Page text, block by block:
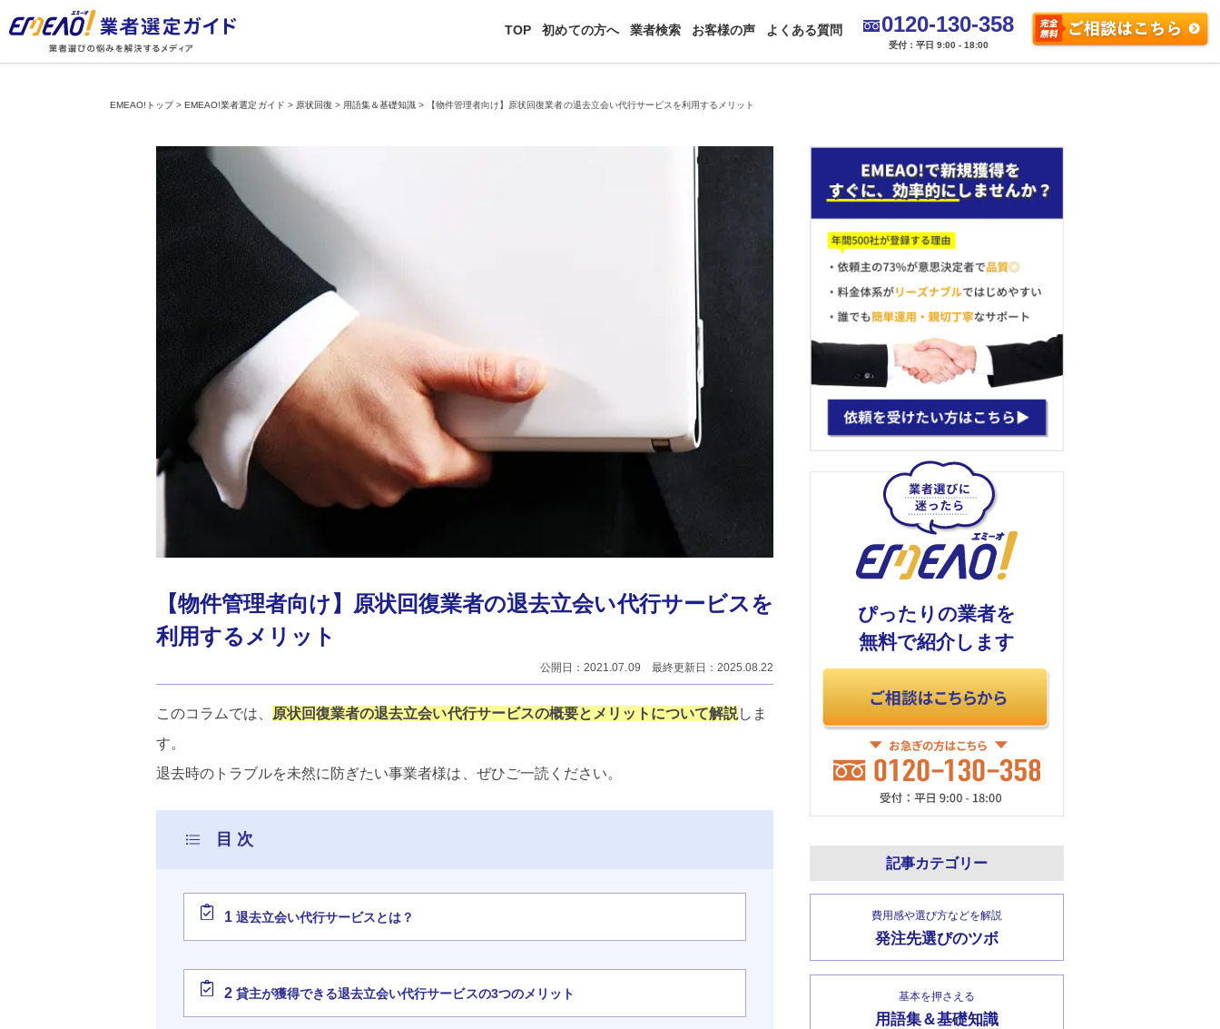
TOP 初めての方へ 業者検索 お客様の声 よくある質問 0120-130-358
受付：平日 9:00 - 18:00
EMEAO!トップ>EMEAO!業者選定ガイド > 原状回復 > 用語集＆基礎知識 > 【物件管理者向け】原状回復業者の退去立会い代行サービスを利用するメリット
【物件管理者向け】原状回復業者の退去立会い代行サービスを
利用するメリット
公開日：2021.07.09 最終更新日：2025.08.22
このコラムでは、 原状回復業者の退去立会い代行サービスの概要とメリットについて解説しま
す。
退去時のトラブルを未然に防ぎたい事業者様は、ぜひご一読ください。
1 退去立会い代行サービスとは？
2 貸主が獲得できる退去立会い代行サービスの3つのメリット
ぴったりの業者を
無料で紹介します
記事カテゴリー
費用感や選び方などを解説
発注先選びのツボ
基本を押さえる
用語集＆基礎知識